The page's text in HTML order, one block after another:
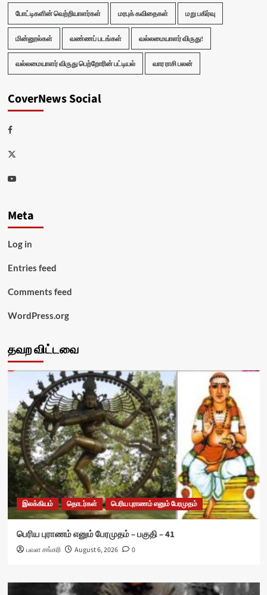
போட்டிகளின் வெற்றியாளர்கள் மரபுக் கவிதைகள் மறு பகிர்வு
மின்னூல்கள் வண்ணப் படங்கள் வல்லமையாளர் விருது!
வல்லமையாளர் விருது பெற்றோரின் பட்டியல் வார ராசி பலன்
CoverNews Social
Facebook
Twitter
Youtube
Meta
Log in
Entries feed
Comments feed
WordPress.org
தவற விட்டவை
இலக்கியம் தொடர்கள் பெரிய புராணம் எனும் பேரமுதம்
பெரிய புராணம் எனும் பேரமுதம் – பகுதி – 41
பவள சங்கரி August 6, 2026 0